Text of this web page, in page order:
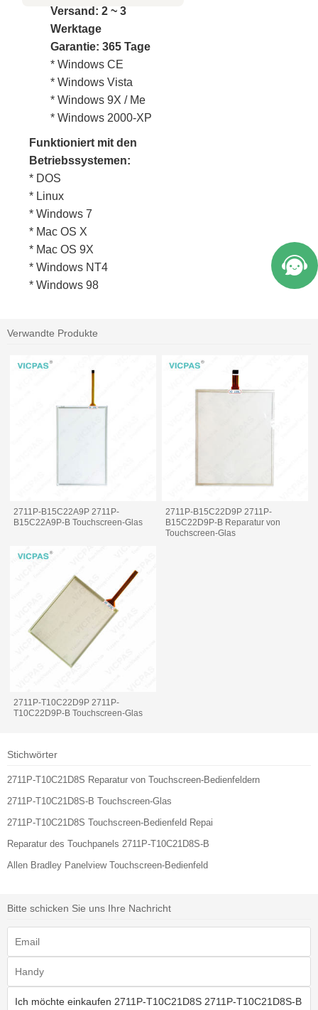
Versand: 2 ~ 3
Werktage
Garantie: 365 Tage
* Windows CE
* Windows Vista
* Windows 9X / Me
* Windows 2000-XP
Funktioniert mit den
Betriebssystemen:
* DOS
* Linux
* Windows 7
* Mac OS X
* Mac OS 9X
* Windows NT4
* Windows 98
Verwandte Produkte
2711P-B15C22A9P 2711P-
B15C22A9P-B Touchscreen-Glas
2711P-B15C22D9P 2711P-
B15C22D9P-B Reparatur von
Touchscreen-Glas
2711P-T10C22D9P 2711P-
T10C22D9P-B Touchscreen-Glas
Stichwörter
2711P-T10C21D8S Reparatur von Touchscreen-Bedienfeldern
2711P-T10C21D8S-B Touchscreen-Glas
2711P-T10C21D8S Touchscreen-Bedienfeld Repai
Reparatur des Touchpanels 2711P-T10C21D8S-B
Allen Bradley Panelview Touchscreen-Bedienfeld
Bitte schicken Sie uns Ihre Nachricht
e Service.